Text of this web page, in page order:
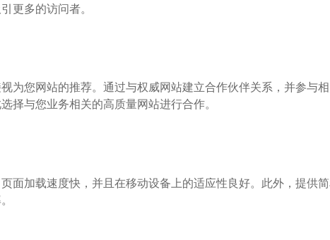
更多的访问者。
为您网站的推荐。通过与权威网站建立合作伙伴关系，并参与
择与您业务相关的高质量网站进行合作。
面加载速度快，并且在移动设备上的适应性良好。此外，提供